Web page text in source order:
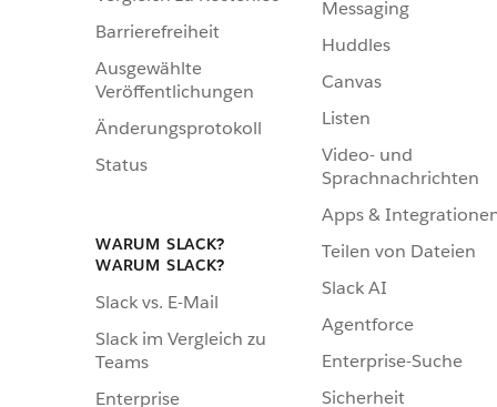
Barrierefreiheit
Ausgewählte
Veröffentlichungen
Änderungsprotokoll
Status
WARUM SLACK?
WARUM SLACK?
Slack vs. E-Mail
Slack im Vergleich zu
Teams
Enterprise
Messaging
Huddles
Canvas
Listen
Video- und
Sprachnachrichten
Apps &
Teilen von Dateien
Slack AI
Agentforce
Enterprise-Suche
Sicherheit